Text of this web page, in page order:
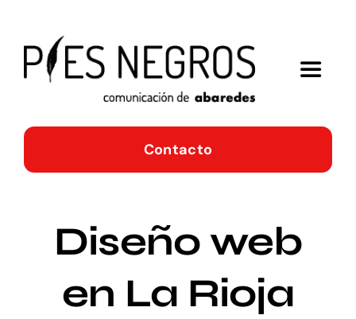
contenido
Toggle
Home
Servicios
Portfolio
Contacto
Diseño web
en La Rioja